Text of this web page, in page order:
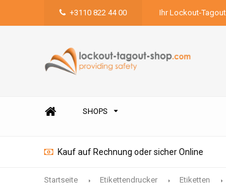
+3110 822 44 00 Ihr Lockout-
SHOPS
Kauf auf Rechnung oder sicher Online
Startseite Etikettendrucker Etiketten